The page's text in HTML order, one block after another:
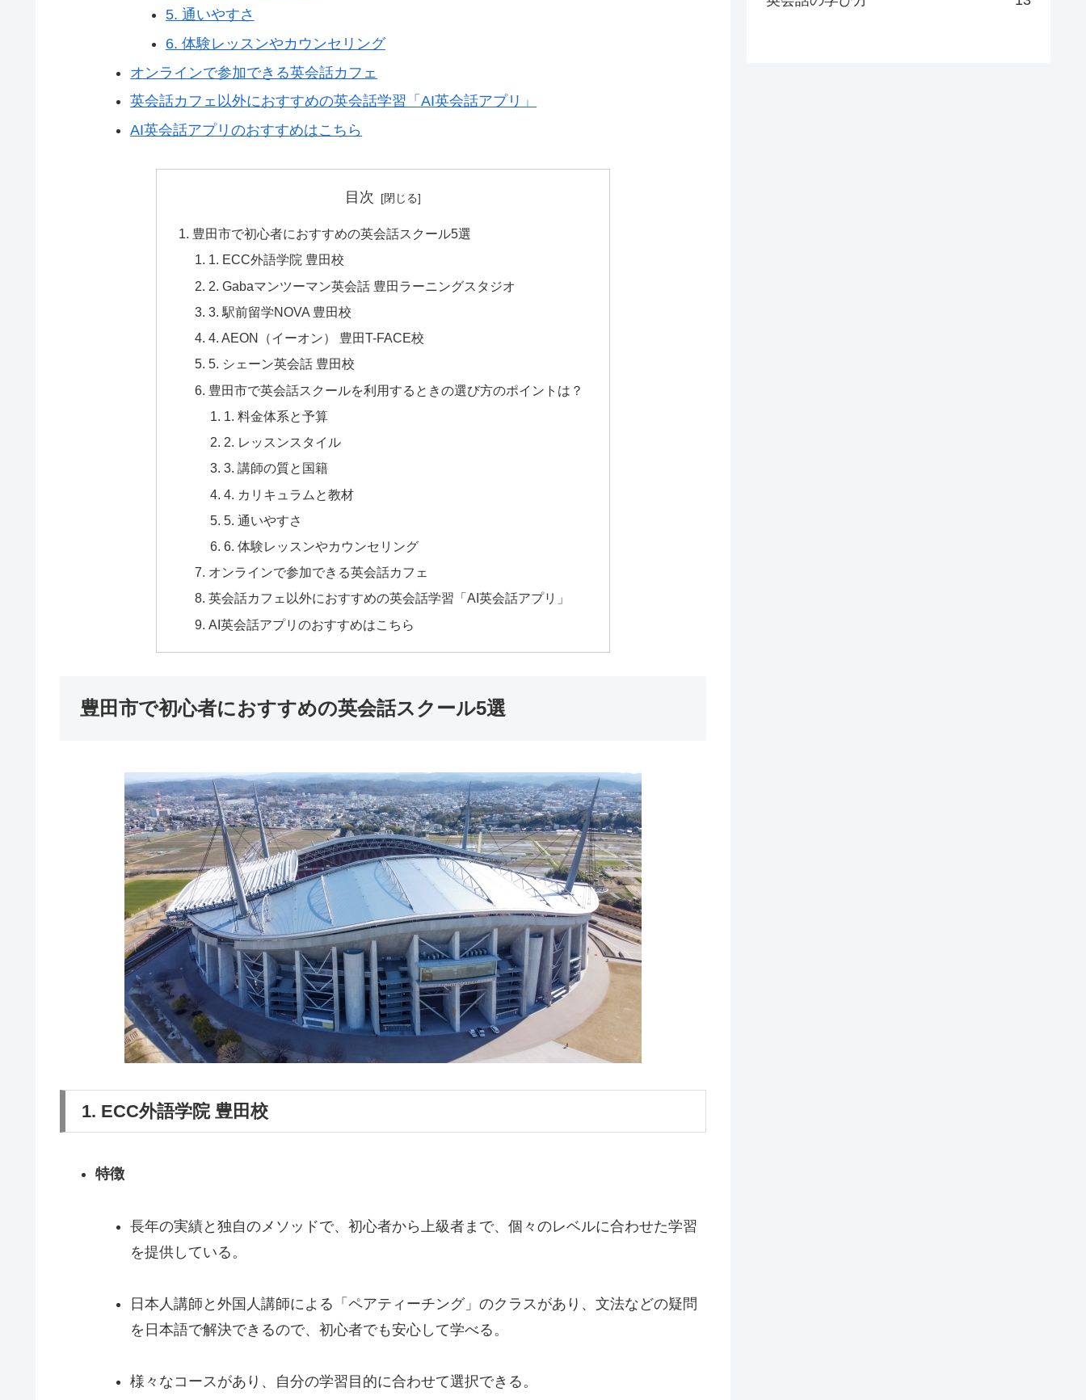
5. 通いやすさ
6. 体験レッスンやカウンセリング
オンラインで参加できる英会話カフェ
英会話カフェ以外におすすめの英会話学習「AI英会話アプリ」
AI英会話アプリのおすすめはこちら
目次
豊田市で初心者におすすめの英会話スクール5選
1. ECC外語学院 豊田校
2. Gabaマンツーマン英会話 豊田ラーニングスタジオ
3. 駅前留学NOVA 豊田校
4. AEON（イーオン） 豊田T-FACE校
5. シェーン英会話 豊田校
豊田市で英会話スクールを利用するときの選び方のポイントは？
1. 料金体系と予算
2. レッスンスタイル
3. 講師の質と国籍
4. カリキュラムと教材
5. 通いやすさ
6. 体験レッスンやカウンセリング
オンラインで参加できる英会話カフェ
英会話カフェ以外におすすめの英会話学習「AI英会話アプリ」
AI英会話アプリのおすすめはこちら
豊田市で初心者におすすめの英会話スクール5選
1. ECC外語学院 豊田校
特徴
長年の実績と独自のメソッドで、初心者から上級者まで、個々のレベルに合わせた学習
を提供している。
日本人講師と外国人講師による「ペアティーチング」のクラスがあり、文法などの疑問
を日本語で解決できるので、初心者でも安心して学べる。
様々なコースがあり、自分の学習目的に合わせて選択できる。